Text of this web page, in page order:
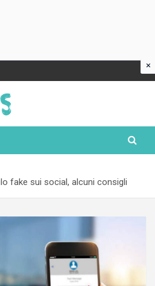
fake sui social, alcuni consigli
×